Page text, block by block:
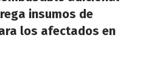
insumos de
los afectados en